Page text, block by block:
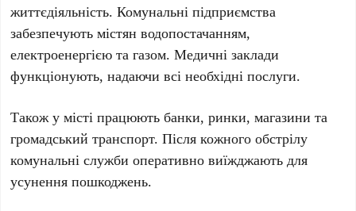
життєдіяльність. Комунальні підприємства
забезпечують містянводопостачанням,
електроенергією тагазом. Медичні заклади
функціонують, надаючи всі необхідні послуги.
Також у місті працюютьбанки, ринки, магазини та
громадський транспорт. Після кожного обстрілу
комунальні служби оперативно виїжджають для
усунення пошкоджень.